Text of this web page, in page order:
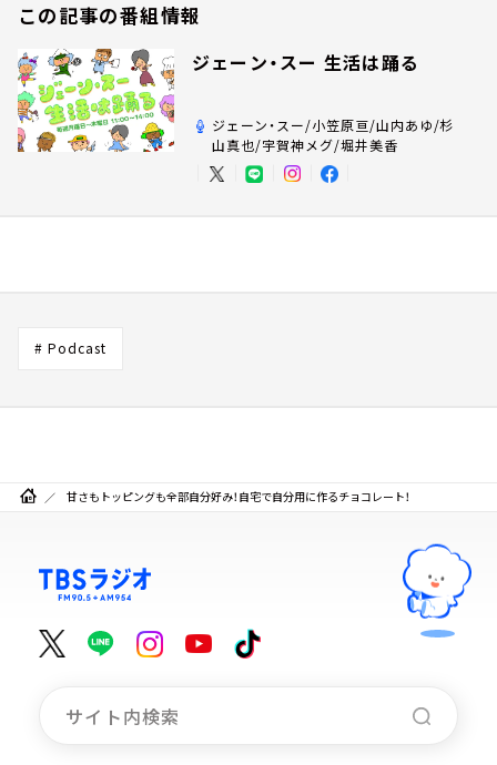
この記事の番組情報
ジェーン・スー 生活は踊る
ジェーン・スー/小笠原亘/山内あゆ/杉
山真也/宇賀神メグ/堀井美香
# Podcast
甘さもトッピングも全部自分好み！自宅で自分用に作るチョコレート！